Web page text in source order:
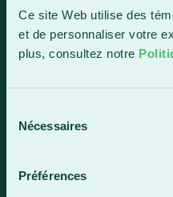
Ce site Web utilise des
et de personnaliser votre
plus, consultez notre
Nécessaires
Préférences